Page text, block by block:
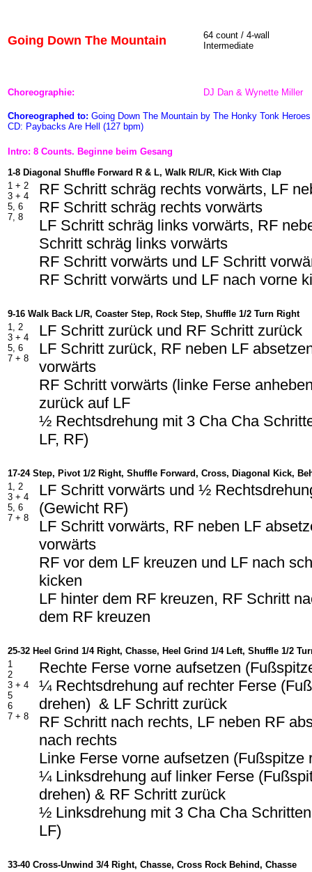
Going Down The Mountain
64 count / 4-wall
Intermediate
Choreographie: DJ Dan & Wynette Miller
Choreographed to: Going Down The Mountain by The Honky Tonk
CD: Paybacks Are Hell (127 bpm)
Intro: 8 Counts. Beginne beim Gesang
1-8 Diagonal Shuffle Forward R & L, Walk R/L/R, Kick With Clap
1 + 2
3 + 4
5, 6
7, 8
RF Schritt schräg rechts vorwärts, LF
RF Schritt schräg rechts vorwärts
LF Schritt schräg links vorwärts, RF
Schritt schräg links vorwärts
RF Schritt vorwärts und LF Schritt
RF Schritt vorwärts und LF nach vorne
9-16 Walk Back L/R, Coaster Step, Rock Step, Shuffle 1/2 Turn Right
1, 2
3 + 4
5, 6
7 + 8
LF Schritt zurück und RF Schritt zurück
LF Schritt zurück, RF neben LF
vorwärts
RF Schritt vorwärts (linke Ferse
zurück auf LF
½ Rechtsdrehung mit 3 Cha Cha
LF, RF)
17-24 Step, Pivot 1/2 Right, Shuffle Forward, Cross, Diagonal Kick,
1, 2
3 + 4
5, 6
7 + 8
LF Schritt vorwärts und ½
(Gewicht RF)
LF Schritt vorwärts, RF neben LF
vorwärts
RF vor dem LF kreuzen und LF nach
kicken
LF hinter dem RF kreuzen, RF Schritt
dem RF kreuzen
25-32 Heel Grind 1/4 Right, Chasse, Heel Grind 1/4 Left, Shuffle 1/2
1
2
3 + 4
5
6
7 + 8
Rechte Ferse vorne aufsetzen
¼ Rechtsdrehung auf rechter Ferse
drehen) & LF Schritt zurück
RF Schritt nach rechts, LF neben RF
nach rechts
Linke Ferse vorne aufsetzen (Fußspitze
¼ Linksdrehung auf linker Ferse
drehen) & RF Schritt zurück
½ Linksdrehung mit 3 Cha Cha
LF)
33-40 Cross-Unwind 3/4 Right, Chasse, Cross Rock Behind, Chasse